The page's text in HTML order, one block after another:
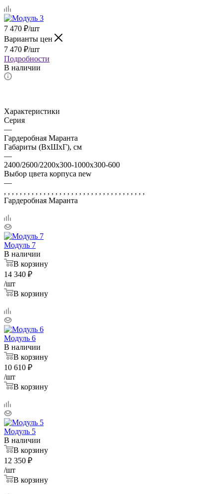
7 470 ₽/шт
Варианты цен
7 470 ₽/шт
Подробности
В наличии
Характеристики
Серия
—
Гардеробная Маранта
Габариты (ВхШхГ), см
—
2400/2600/2200x300-1000х300-600
Выбор цвета корпуса new
—
, , , , , , , , , , , , , , , , , , , , , , , , , , , , , , , , , , , ,
Гардеробная Маранта
Модуль 7
В наличии
В корзину
14 340 ₽
/шт
В корзину
Модуль 6
В наличии
В корзину
10 610 ₽
/шт
В корзину
Модуль 5
В наличии
В корзину
12 350 ₽
/шт
В корзину